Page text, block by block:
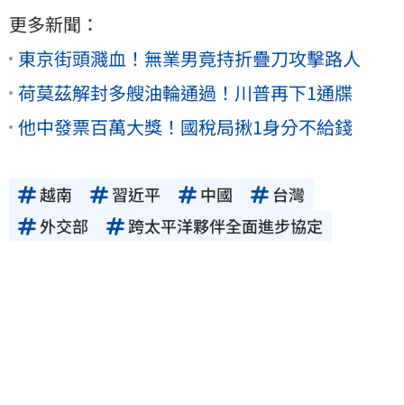
更多新聞：
東京街頭濺血！無業男竟持折疊刀攻擊路人
荷莫茲解封多艘油輪通過！川普再下1通牒
他中發票百萬大獎！國稅局揪1身分不給錢
越南 習近平 中國
台灣
外交部
跨太平洋夥伴全面進步協定